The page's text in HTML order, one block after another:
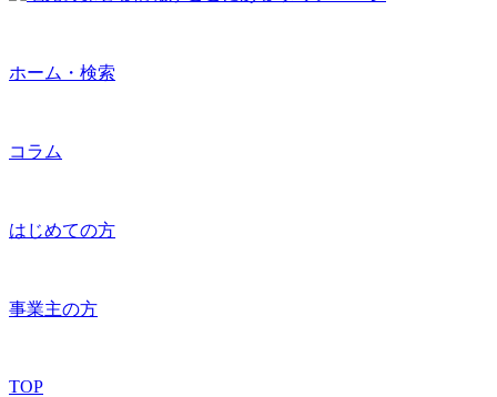
ホーム・検索
コラム
はじめての方
事業主の方
TOP